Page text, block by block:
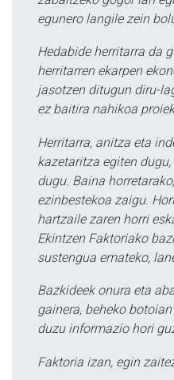
egunero langile zein
Hedabide herritarra da
herritarren ekarpen
jasotzen ditugun diru-
ez baitira nahikoa
Herritarra, anitza eta
kazetaritza egiten
dugu. Baina
ezinbestekoa zaigu.
hartzaile zaren horri
Ekintzen Faktoriako
sustengua emateko,
Bazkideek onura eta
gainera, beheko
duzu informazio hori
Faktoria izan, egin